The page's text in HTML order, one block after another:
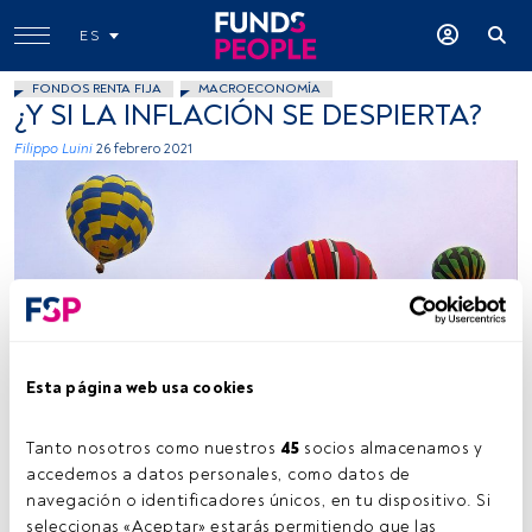
Esta página web usa cookies
Tanto nosotros como nuestros 45 socios almacenamos y
accedemos a datos personales, como datos de
navegación o identificadores únicos, en tu dispositivo. Si
seleccionas «Aceptar» estarás permitiendo que las
ES
FONDOS RENTA FIJA MACROECONOMÍA
¿Y SI LA INFLACIÓN SE DESPIERTA?
Filippo Luini 26 febrero 2021
Tiempo lectura:3 min.
no de los temas candentes entre los inversores